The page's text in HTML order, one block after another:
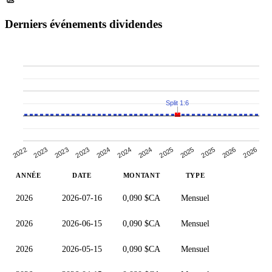
Derniers événements dividendes
2022 2023 2023 2023 2024 2024 2024 2025 2025 2025 2026 2026
Split 1:6
ANNÉE DATE MONTANT TYPE
2026 2026-07-16 0,090 $CA Mensuel
2026 2026-06-15 0,090 $CA Mensuel
2026 2026-05-15 0,090 $CA Mensuel